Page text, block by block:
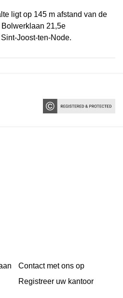
ligt op 145 m afstand van de
21,5e
Joost-ten-Node.
Contact met ons op
Registreer uw kantoor